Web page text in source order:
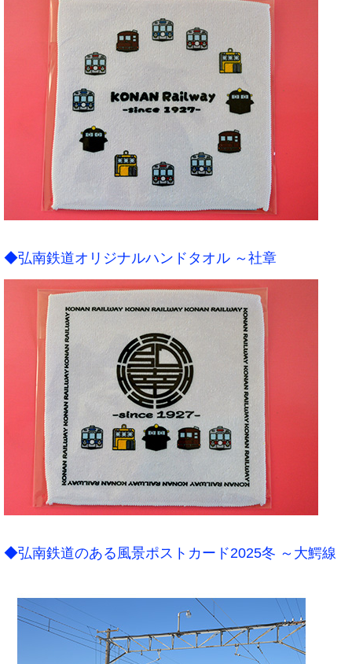
◆弘南鉄道オリジナルハンドタオル ～社章
◆弘南鉄道のある風景ポストカード2025冬 ～大鰐線